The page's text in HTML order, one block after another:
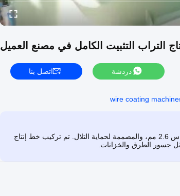
التراب التثبيت الكامل في مصنع العميل
دردشة اتصل بنا
wire coating machine
اكتشف آلة الشبك السداسية منخفضة الضوضاء المزودة بسلك مجلفن على الساخن مقاس 2.6 مم، والمصممة لحماية التلال. تم تركيب خط إنتاج
جسور الطرق والخزانات.